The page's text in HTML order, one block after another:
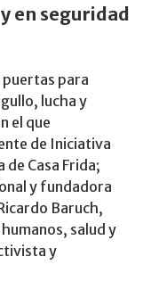
en seguridad
puertas para
lucha y
el que
de Iniciativa
Casa Frida;
y fundadora
Baruch,
salud y
y